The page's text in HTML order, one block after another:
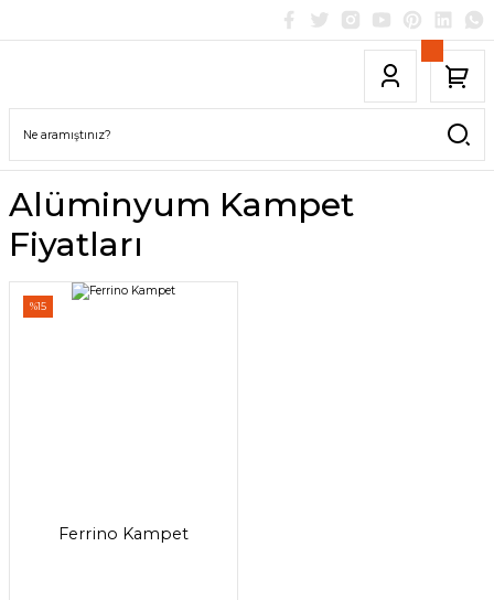
Alüminyum Kampet
Fiyatları
%15
Ferrino Kampet